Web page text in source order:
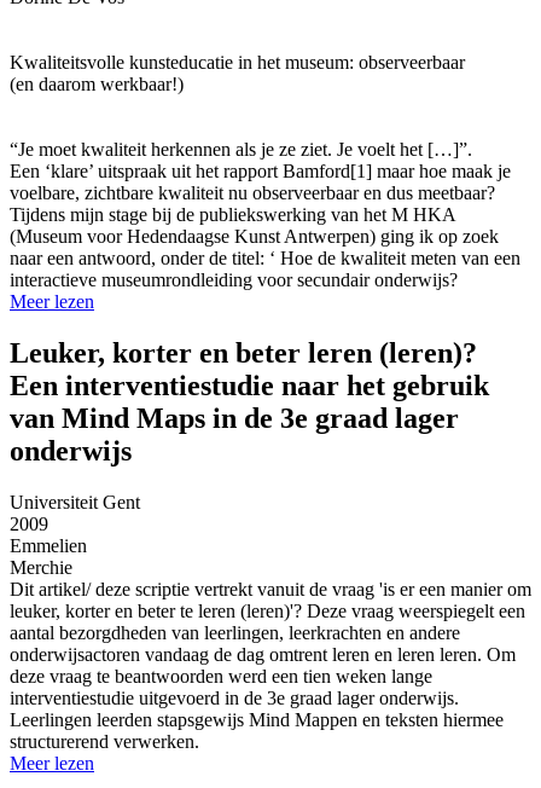
Kwaliteitsvolle kunsteducatie in het museum: observeerbaar
(en daarom werkbaar!)
“Je moet kwaliteit herkennen als je ze ziet. Je voelt het […]”.
Een ‘klare’ uitspraak uit het rapport Bamford[1] maar hoe maak je
voelbare, zichtbare kwaliteit nu observeerbaar en dus meetbaar?
Tijdens mijn stage bij de publiekswerking van het M HKA
(Museum voor Hedendaagse Kunst Antwerpen) ging ik op zoek
naar een antwoord, onder de titel: ‘ Hoe de kwaliteit meten van een
interactieve museumrondleiding voor secundair onderwijs?
Meer lezen
Leuker, korter en beter leren (leren)?
Een interventiestudie naar het gebruik
van Mind Maps in de 3e graad lager
onderwijs
Universiteit Gent
2009
Emmelien
Merchie
Dit artikel/ deze scriptie vertrekt vanuit de vraag 'is er een manier om
leuker, korter en beter te leren (leren)'? Deze vraag weerspiegelt een
aantal bezorgdheden van leerlingen, leerkrachten en andere
onderwijsactoren vandaag de dag omtrent leren en leren leren. Om
deze vraag te beantwoorden werd een tien weken lange
interventiestudie uitgevoerd in de 3e graad lager onderwijs.
Leerlingen leerden stapsgewijs Mind Mappen en teksten hiermee
structurerend verwerken.
Meer lezen